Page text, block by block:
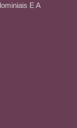
E A